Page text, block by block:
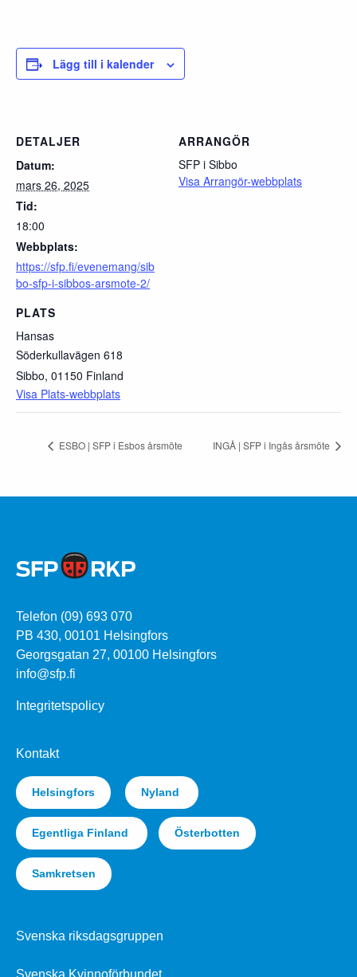
Lägg till i kalender
DETALJER
Datum:
mars 26, 2025
Tid:
18:00
Webbplats:
https://sfp.fi/evenemang/sib
bo-sfp-i-sibbos-arsmote-2/
PLATS
Hansas
Söderkullavägen 618
Sibbo, 01150 Finland
Visa Plats-webbplats
ARRANGÖR
SFP i Sibbo
Visa Arrangör-webbplats
ESBO | SFP i Esbos årsmöte INGÅ | SFP i Ingås årsmöte
Telefon (09) 693 070
PB 430, 00101 Helsingfors
Georgsgatan 27, 00100 Helsingfors
info@sfp.fi
Integritetspolicy
Kontakt
Helsingfors Nyland
Egentliga Finland Österbotten
Samkretsen
Svenska riksdagsgruppen